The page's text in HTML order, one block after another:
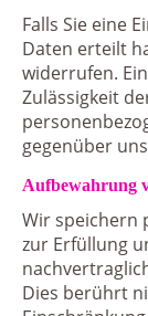
Falls Sie eine
Daten erteilt
widerrufen.
Zulässigkeit
gegenüber
Aufbewahrung
Wir speichern
zur Erfüllung
Dies berührt